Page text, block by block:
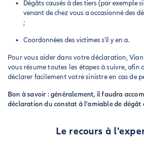
Dégâts causés à des tiers (par exemple
venant de chez vous a occasionné des
;
Coordonnées des victimes s'il y en a.
Pour vous aider dans votre déclaration,
vous résume toutes les étapes à suivre, afin
déclarer facilement votre sinistre en cas de
Bon à savoir : généralement, il faudra
déclaration du constat à l'amiable de dégât
Le recours à